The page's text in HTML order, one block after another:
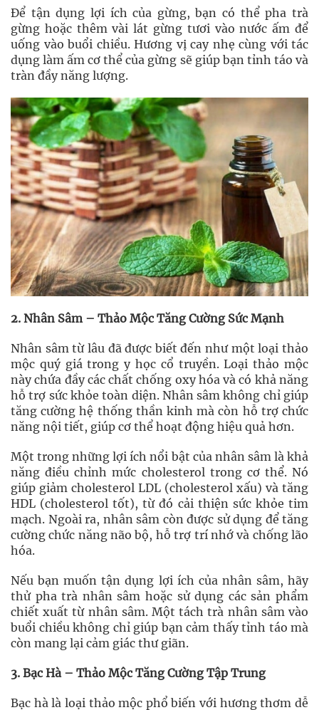
Để tận dụng lợi ích của gừng, bạn có thể pha trà
gừng hoặc thêm vài lát gừng tươi vào nước ấm để
uống vào buổi chiều. Hương vị cay nhẹ cùng với tác
dụng làm ấm cơ thể của gừng sẽ giúp bạn tỉnh táo và
tràn đầy năng lượng.
2. Nhân Sâm – Thảo Mộc Tăng Cường Sức Mạnh
Nhân sâm từ lâu đã được biết đến như một loại thảo
mộc quý giá trong y học cổ truyền. Loại thảo mộc
này chứa đầy các chất chống oxy hóa và có khả năng
hỗ trợ sức khỏe toàn diện. Nhân sâm không chỉ giúp
tăng cường hệ thống thần kinh mà còn hỗ trợ chức
năng nội tiết, giúp cơ thể hoạt động hiệu quả hơn.
Một trong những lợi ích nổi bật của nhân sâm là khả
năng điều chỉnh mức cholesterol trong cơ thể. Nó
giúp giảm cholesterol LDL (cholesterol xấu) và tăng
HDL (cholesterol tốt), từ đó cải thiện sức khỏe tim
mạch. Ngoài ra, nhân sâm còn được sử dụng để tăng
cường chức năng não bộ, hỗ trợ trí nhớ và chống lão
hóa.
Nếu bạn muốn tận dụng lợi ích của nhân sâm, hãy
thử pha trà nhân sâm hoặc sử dụng các sản phẩm
chiết xuất từ nhân sâm. Một tách trà nhân sâm vào
buổi chiều không chỉ giúp bạn cảm thấy tỉnh táo mà
còn mang lại cảm giác thư giãn.
3. Bạc Hà – Thảo Mộc Tăng Cường Tập Trung
Bạc hà là loại thảo mộc phổ biến với hương thơm dễ